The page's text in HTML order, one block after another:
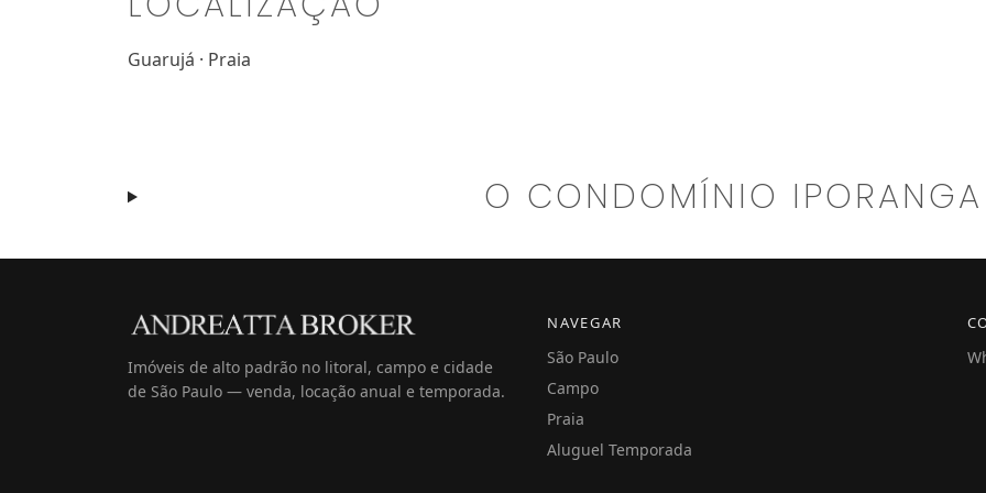
Guarujá · Praia
O CONDOMÍNIO IPORANGA
Imóveis de alto padrão no litoral, campo e cidade
de São Paulo — venda, locação anual e temporada.
NAVEGAR
São Paulo
Campo
Praia
Aluguel Temporada